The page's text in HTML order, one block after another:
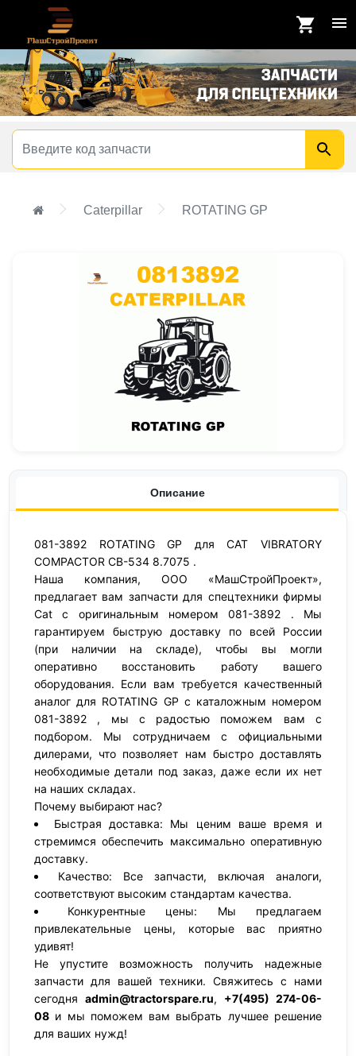
Caterpillar ROTATING GP
Описание
081-3892 ROTATING GP для CAT VIBRATORY
COMPACTOR CB-534 8.7075 .
Наша компания, ООО «МашСтройПроект»,
предлагает вам запчасти для спецтехники фирмы
Cat с оригинальным номером 081-3892 . Мы
гарантируем быструю доставку по всей России
(при наличии на складе), чтобы вы могли
оперативно восстановить работу вашего
оборудования. Если вам требуется качественный
аналог для ROTATING GP с каталожным номером
081-3892 , мы с радостью поможем вам с
подбором. Мы сотрудничаем с официальными
дилерами, что позволяет нам быстро доставлять
необходимые детали под заказ, даже если их нет
на наших складах.
Почему выбирают нас?
Быстрая доставка: Мы ценим ваше время и
стремимся обеспечить максимально оперативную
доставку.
Качество: Все запчасти, включая аналоги,
соответствуют высоким стандартам качества.
Конкурентные цены: Мы предлагаем
привлекательные цены, которые вас приятно
удивят!
Не упустите возможность получить надежные
запчасти для вашей техники. Свяжитесь с нами
сегодня admin@tractorspare.ru, +7(495) 274-06-
08 и мы поможем вам выбрать лучшее решение
для ваших нужд!